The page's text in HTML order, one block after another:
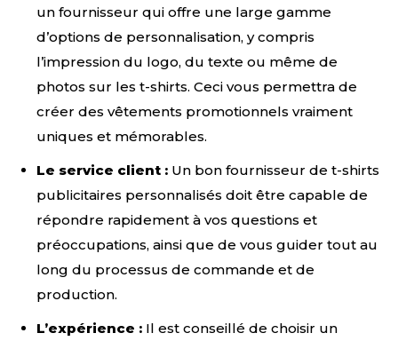
un fournisseur qui offre une large gamme
d’options de personnalisation, y compris
l’impression du logo, du texte ou même de
photos sur les t-shirts. Ceci vous permettra de
créer des vêtements promotionnels vraiment
uniques et mémorables.
Le service client : Un bon fournisseur de t-shirts
publicitaires personnalisés doit être capable de
répondre rapidement à vos questions et
préoccupations, ainsi que de vous guider tout au
long du processus de commande et de
production.
L’expérience : Il est conseillé de choisir un